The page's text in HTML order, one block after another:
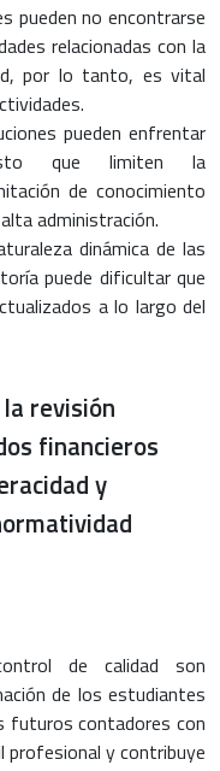
pueden no encontrarse
relacionadas con la
por lo tanto, es vital
pueden enfrentar
que limiten la
de conocimiento
administración.
dinámica de las
puede dificultar que
a lo largo del
revisión
financieros
y
de calidad son
de los estudiantes
futuros contadores con
y contribuye